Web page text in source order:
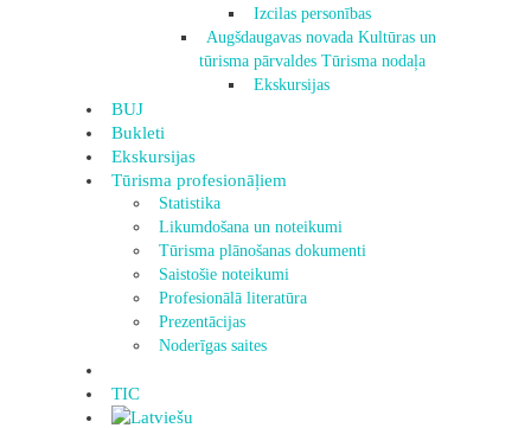
Izcilas personības
Augšdaugavas novada Kultūras un
tūrisma pārvaldes Tūrisma nodaļa
Ekskursijas
BUJ
Bukleti
Ekskursijas
Tūrisma profesionāļiem
Statistika
Likumdošana un noteikumi
Tūrisma plānošanas dokumenti
Saistošie noteikumi
Profesionālā literatūra
Prezentācijas
Noderīgas saites
TIC